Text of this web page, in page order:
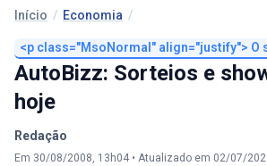
Início / Economia /
<p class="MsoNormal" align="justify"> O
AutoBizz: Sorteios e
hoje
Redação
Em 30/08/2008, 13h04 • Atualizado em 02/07/